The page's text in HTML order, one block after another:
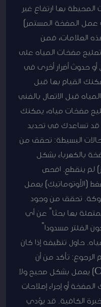
بها ارتفاع غير
عمل المضخة المستمر)
العلامات، فمن
مضخات المياه على
حدوث أضرار أخرى في
القيام بها قبل
قبل الاتصال بالفني
مضخات مياه، يمكنك
قد تساعدك في تحديد
البسيطة: تحقق من
بالكهرباء بشكل
لم ينقطع. افحص
(الأوتوماتيك) يعمل
تحقق من وجود
بها بحثاً عن أي
الفلتر مسدوداً
حاول تنظيفه إذا كان
تأكد من أن
صمام عدم الرجوع (Check Valve) يعمل بشكل صحيح ولا
أو إجراء إصلاحات
الكافية. قد يؤدي